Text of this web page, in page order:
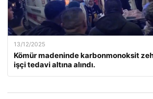
13/12/2025
Kömür madeninde karbonmonoksit
işçi tedavi altına alındı.